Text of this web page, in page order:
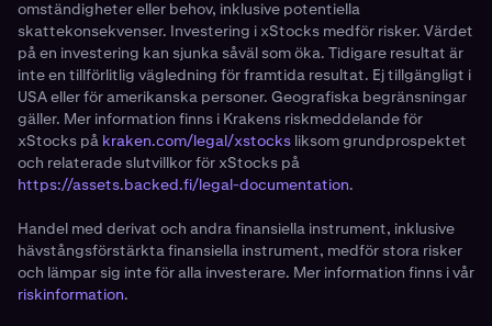
omständigheter eller behov, inklusive potentiella
skattekonsekvenser. Investering i xStocks medför risker. Värdet
på en investering kan sjunka såväl som öka. Tidigare resultat är
inte en tillförlitlig vägledning för framtida resultat. Ej tillgängligt i
USA eller för amerikanska personer. Geografiska begränsningar
gäller. Mer information finns i Krakens riskmeddelande för
xStocks på kraken.com/legal/xstocks liksom grundprospektet
och relaterade slutvillkor för xStocks på
https://assets.backed.fi/legal-documentation.
Handel med derivat och andra finansiella instrument, inklusive
hävstångsförstärkta finansiella instrument, medför stora risker
och lämpar sig inte för alla investerare. Mer information finns i vår
riskinformation.